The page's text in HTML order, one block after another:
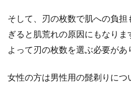
髭剃りはt字
ー？徹底比較
髭剃りのツール
そして、刃の枚数で肌への負担
ぎると肌荒れの原因にもなり
よって刃の枚数を選ぶ必要があ
女性の方は男性用の髭剃りに